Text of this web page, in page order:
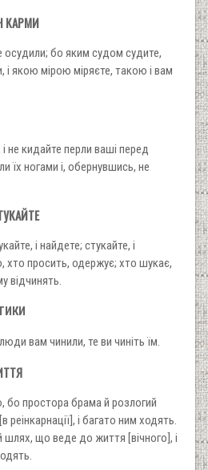
КАРМИ
бо яким судом судите,
і якою мірою міряєте, такою і вам
не кидайте перли ваші перед
їх ногами і, обернувшись, не
і найдете; стукайте, і
хто просить, одержує; хто шукає,
відчинять.
вам чинили, те ви чиніть їм.
простора брама й розлогий
і багато ним ходять.
шлях, що веде до життя [вічного], і